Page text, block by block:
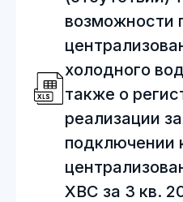
возможности
холодного
также о
реализации
подключении
ХВС за 3 кв.